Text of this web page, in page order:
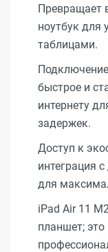
Превращает
ноутбук для
таблицами.
быстрое и
интернету
задержек.
Доступ к
интеграция
для
iPad Air 11
планшет;